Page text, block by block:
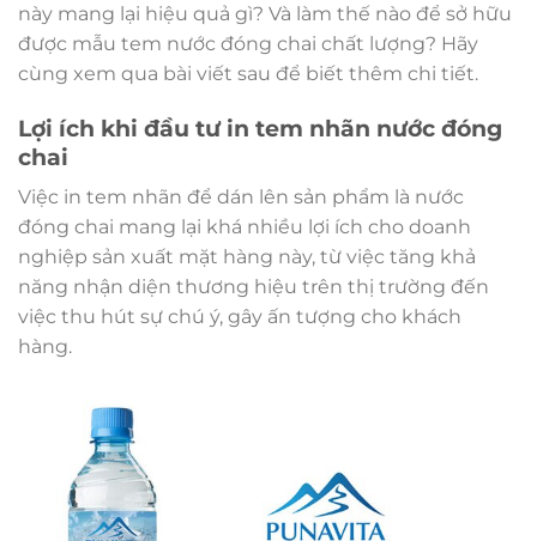
này mang lại hiệu quả gì? Và làm thế nào để sở hữu
được mẫu tem nước đóng chai chất lượng? Hãy
cùng xem qua bài viết sau để biết thêm chi tiết.
Lợi ích khi đầu tư in tem nhãn nước đóng
chai
Việc in tem nhãn để dán lên sản phẩm là nước
đóng chai mang lại khá nhiều lợi ích cho doanh
nghiệp sản xuất mặt hàng này, từ việc tăng khả
năng nhận diện thương hiệu trên thị trường đến
việc thu hút sự chú ý, gây ấn tượng cho khách
hàng.